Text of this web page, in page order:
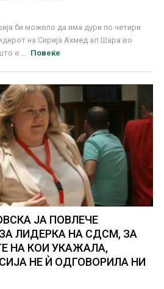
би можело да има дури по четири
на Сирија Ахмед ал Шара во
е ...
Повеќе
ЈА ПОВЛЕЧЕ
ЛИДЕРКА НА СДСМ, ЗА
НА КОИ УКАЖАЛА,
НЕ Ѝ ОДГОВОРИЛА НИ